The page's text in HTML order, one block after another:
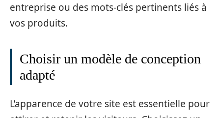
entreprise ou des mots-clés pertinents liés à
vos produits.
Choisir un modèle de conception
adapté
L’apparence de votre site est essentielle pour